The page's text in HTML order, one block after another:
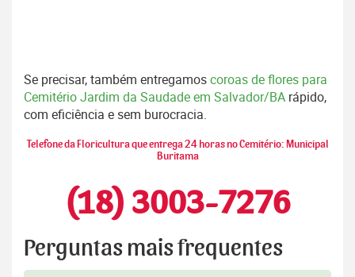
Se precisar, também entregamoscoroas de flores para
Cemitério Jardim da Saudade em Salvador/BA rápido,
com eficiência e sem burocracia.
Telefone da Floricultura que entrega 24 horas no Cemitério: Municipal
Buritama
(18) 3003-7276
Perguntas mais frequentes